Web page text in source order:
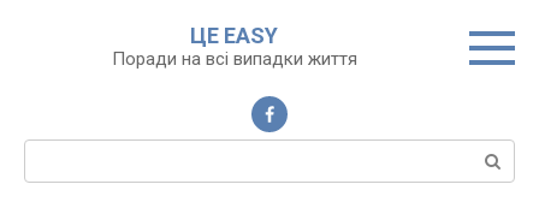
ЦЕ EASY
Поради на всі випадки життя
Пошук: